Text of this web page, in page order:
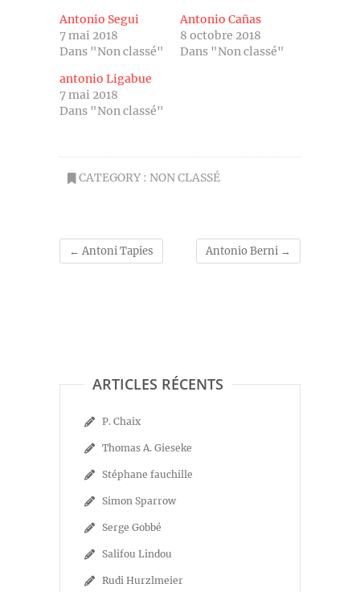
Antonio Segui
7 mai 2018
Dans "Non classé"
Antonio Cañas
8 octobre 2018
Dans "Non classé"
antonio Ligabue
7 mai 2018
Dans "Non classé"
CATEGORY : NON CLASSÉ
← Antoni Tapies Antonio Berni →
ARTICLES RÉCENTS
P. Chaix
Thomas A. Gieseke
Stéphane fauchille
Simon Sparrow
Serge Gobbé
Salifou Lindou
Rudi Hurzlmeier